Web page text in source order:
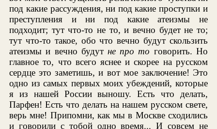
под какие рассуждения, ни под какие проступки и
преступления и ни под какие атеизмы не
подходит; тут что-то не то, и вечно будет не то;
тут что-то такое, обо что вечно будут скользить
атеизмы и вечно будут не про то говорить. Но
главное то, что всего яснее и скорее на русском
сердце это заметишь, и вот мое заключение! Это
одно из самых первых моих убеждений, которые
я из нашей России выношу. Есть что делать,
Парфен! Есть что делать на нашем русском свете,
верь мне! Припомни, как мы в Москве сходились
и говорили с тобой одно время... И совсем не